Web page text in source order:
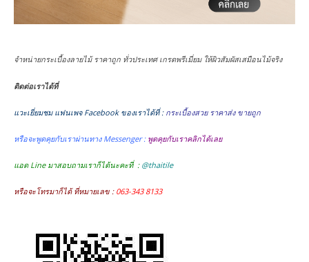
จำหน่ายกระเบื้องลายไม้ ราคาถูก ทั่วประเทศ เกรดพรีเมี่ยม ให้ผิวสัมผัสเสมือนไม้จริง
ติดต่อเราได้ที่
แวะเยี่ยมชม แฟนเพจ Facebook ของเราได้ที่ :กระเบื้องสวย ราคาส่ง ขายถูก
หรือจะพูดคุยกับเราผ่านทาง Messenger : พูดคุยกับเราคลิกได้เลย
แอด Line มาสอบถามเราก็ได้นะคะที่ : @thaitile
หรือจะโทรมาก็ได้ ที่หมายเลข : 063-343 8133